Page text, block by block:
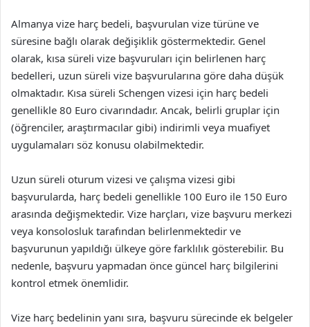
Almanya vize harç bedeli, başvurulan vize türüne ve
süresine bağlı olarak değişiklik göstermektedir. Genel
olarak, kısa süreli vize başvuruları için belirlenen harç
bedelleri, uzun süreli vize başvurularına göre daha düşük
olmaktadır. Kısa süreli Schengen vizesi için harç bedeli
genellikle 80 Euro civarındadır. Ancak, belirli gruplar için
(öğrenciler, araştırmacılar gibi) indirimli veya muafiyet
uygulamaları söz konusu olabilmektedir.
Uzun süreli oturum vizesi ve çalışma vizesi gibi
başvurularda, harç bedeli genellikle 100 Euro ile 150 Euro
arasında değişmektedir. Vize harçları, vize başvuru merkezi
veya konsolosluk tarafından belirlenmektedir ve
başvurunun yapıldığı ülkeye göre farklılık gösterebilir. Bu
nedenle, başvuru yapmadan önce güncel harç bilgilerini
kontrol etmek önemlidir.
Vize harç bedelinin yanı sıra, başvuru sürecinde ek belgeler